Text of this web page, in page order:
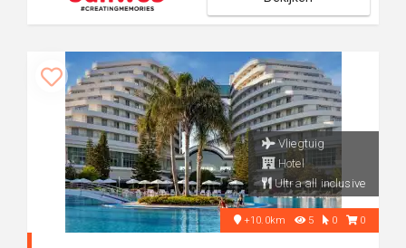
Vliegtuig
Hotel
Ultra all inclusive
+10.0km 5 0 0